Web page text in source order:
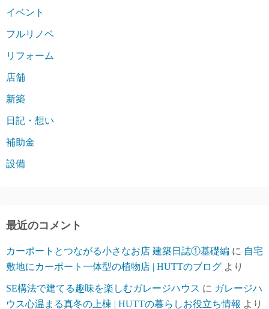
イベント
フルリノベ
リフォーム
店舗
新築
日記・想い
補助金
設備
最近のコメント
カーポートとつながる小さなお店 建築日誌①基礎編 に 自宅
敷地にカーポート一体型の植物店 | HUTTのブログ より
SE構法で建てる趣味を楽しむガレージハウス に ガレージハ
ウス心温まる真冬の上棟 | HUTTの暮らしお役立ち情報 より